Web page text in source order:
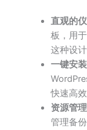
直观的
板，用
这种设
一键安装
快速高
资源管理
管理备